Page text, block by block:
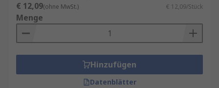
€ 12,09(ohne MwSt.) € 12,09/Stück
Menge
Hinzufügen
Datenblätter